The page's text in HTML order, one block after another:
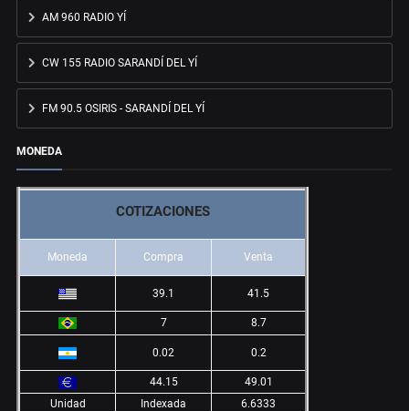
AM 960 RADIO YÍ
CW 155 RADIO SARANDÍ DEL YÍ
FM 90.5 OSIRIS - SARANDÍ DEL YÍ
MONEDA
COTIZACIONES
Moneda Compra Venta
39.1 41.5
7 8.7
0.02 0.2
44.15
49.01
Unidad
Indexada 6.6333